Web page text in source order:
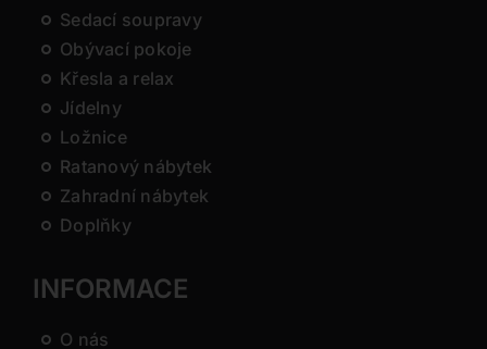
Sedací soupravy
Obývací pokoje
Křesla a relax
Jídelny
Ložnice
Ratanový nábytek
Zahradní nábytek
Doplňky
INFORMACE
O nás